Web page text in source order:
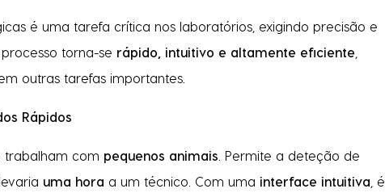
é uma tarefa crítica nos laboratórios, exigindo precisão e
processo torna-se rápido, intuitivo e altamente eficiente
outras tarefas importantes.
Rápidos
trabalham com pequenos animais . Permite a deteção de
uma hora a um técnico. Com uma interface intuitiva , é